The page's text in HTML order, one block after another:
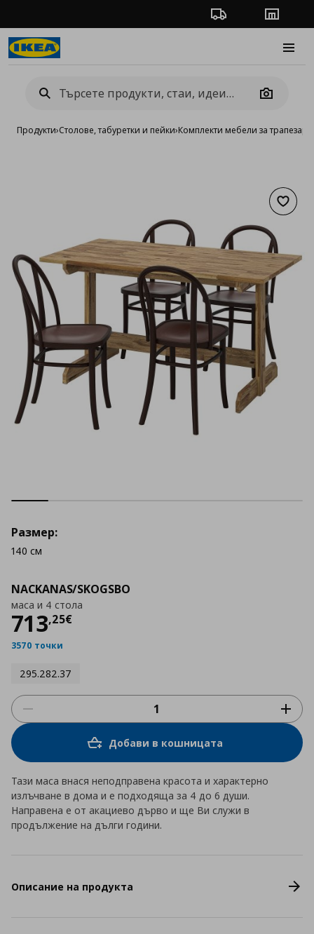
Проследяване на
Camera
Продукти›Столове, табуретки и пейки›Комплекти мебели за
NACKANAS/SKOGSBO
маса и 4 стола
713,25€
Цена
3570 точки
295.282.37
Размер:
140 см
Добави в кошницата
Тази маса внася неподправена красота и характерно
излъчване в дома и е подходяща за 4 до 6 души.
Направена е от акациево дърво и ще Ви служи в
продължение на дълги години.
Описание на продукта